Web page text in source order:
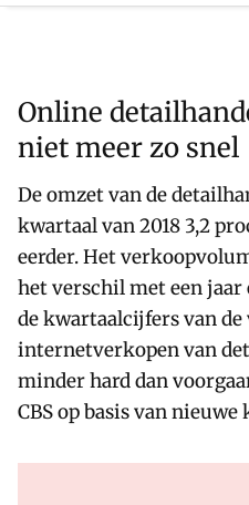
Online
niet meer zo snel
De omzet van de
kwartaal van 2018 3,2
eerder. Het
het verschil met een jaar
de kwartaalcijfers van de
internetverkopen van
minder hard dan
CBS op basis van